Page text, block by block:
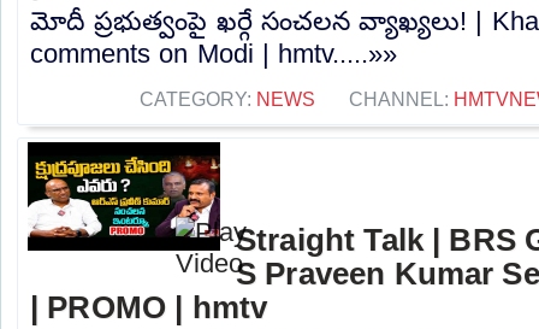
మోదీ ప్రభుత్వంపై ఖర్గే సంచలన వ్యాఖ్యలు! |
comments on Modi | hmtv.....»»
CATEGORY: NEWS CHANNEL:
Straight Talk | BRS
S Praveen Kumar
| PROMO | hmtv